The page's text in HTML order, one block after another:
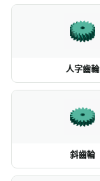
人字齒輪
斜齒輪